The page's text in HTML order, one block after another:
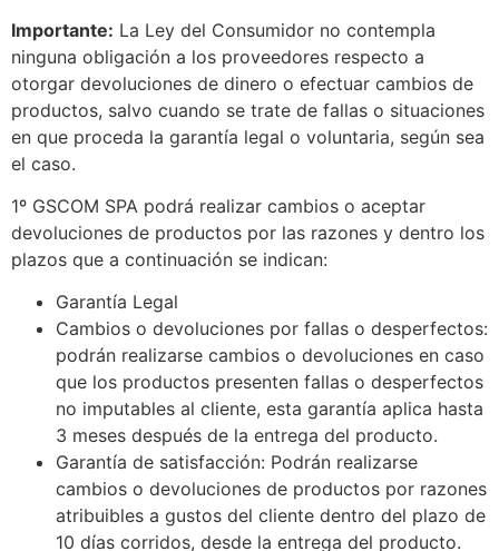
Importante: La Ley del Consumidor no contempla
ninguna obligación a los proveedores respecto a
otorgar devoluciones de dinero o efectuar cambios de
productos, salvo cuando se trate de fallas o situaciones
en que proceda la garantía legal o voluntaria, según sea
el caso.
1º GSCOM SPA podrá realizar cambios o aceptar
devoluciones de productos por las razones y dentro los
plazos que a continuación se indican:
Garantía Legal
Cambios o devoluciones por fallas o desperfectos:
podrán realizarse cambios o devoluciones en caso
que los productos presenten fallas o desperfectos
no imputables al cliente, esta garantía aplica hasta
3 meses después de la entrega del producto.
Garantía de satisfacción: Podrán realizarse
cambios o devoluciones de productos por razones
atribuibles a gustos del cliente dentro del plazo de
10 días corridos, desde la entrega del producto.